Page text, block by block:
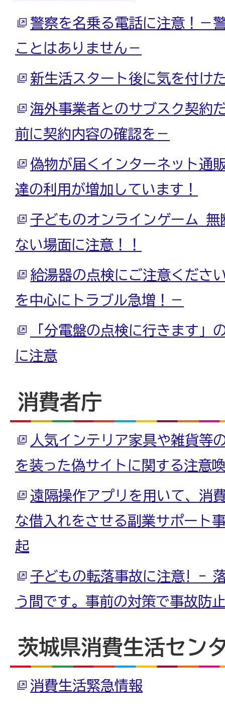
警察を名乗る電話に注意！－
ことはありません－
新生活スタート後に気を付け
海外事業者とのサブスク契約
前に契約内容の確認を－
偽物が届くインターネット通
達の利用が増加しています！
子どものオンラインゲーム 無
ない場面に注意！！
給湯器の点検にご注意くださ
を中心にトラブル急増！－
「分電盤の点検に行きます」
に注意
消費者庁
人気インテリア家具や雑貨等
を装った偽サイトに関する注意
遠隔操作アプリを用いて、消
な借入れをさせる副業サポート
起
子どもの転落事故に注意! -
う間です。事前の対策で事故防
茨城県消費生活セン
消費生活緊急情報